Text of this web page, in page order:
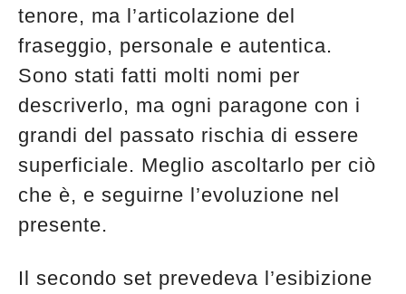
tenore, ma l’articolazione del
fraseggio, personale e autentica.
Sono stati fatti molti nomi per
descriverlo, ma ogni paragone con i
grandi del passato rischia di essere
superficiale. Meglio ascoltarlo per ciò
che è, e seguirne l’evoluzione nel
presente.
Il secondo set prevedeva l’esibizione